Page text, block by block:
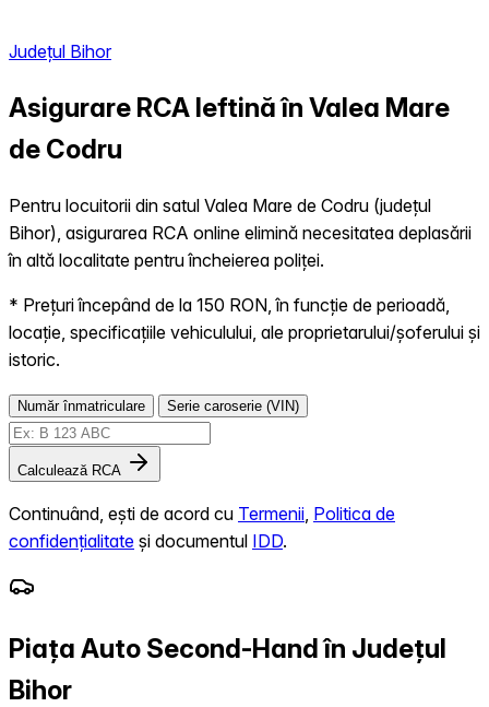
Județul Bihor
Asigurare RCA Ieftină în Valea Mare
de Codru
Pentru locuitorii din satul Valea Mare de Codru (județul
Bihor), asigurarea RCA online elimină necesitatea deplasării
în altă localitate pentru încheierea poliței.
* Prețuri începând de la 150 RON, în funcție de perioadă,
locație, specificațiile vehiculului, ale proprietarului/șoferului și
istoric.
Număr înmatriculare Serie caroserie (VIN)
Calculează RCA
Continuând, ești de acord cu Termenii Politica de
confidențialitate și documentul IDD.
Piața Auto Second-Hand în Județul
Bihor